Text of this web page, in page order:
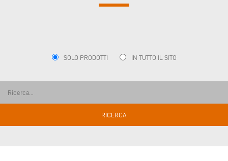
SOLO PRODOTTI IN TUTTO IL SITO